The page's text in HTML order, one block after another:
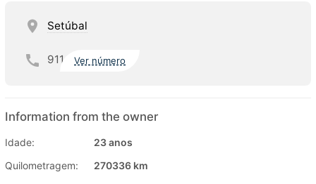
Setúbal
911 Ver número
Information from the owner
Idade:
23 anos
Quilometragem:
270336 km